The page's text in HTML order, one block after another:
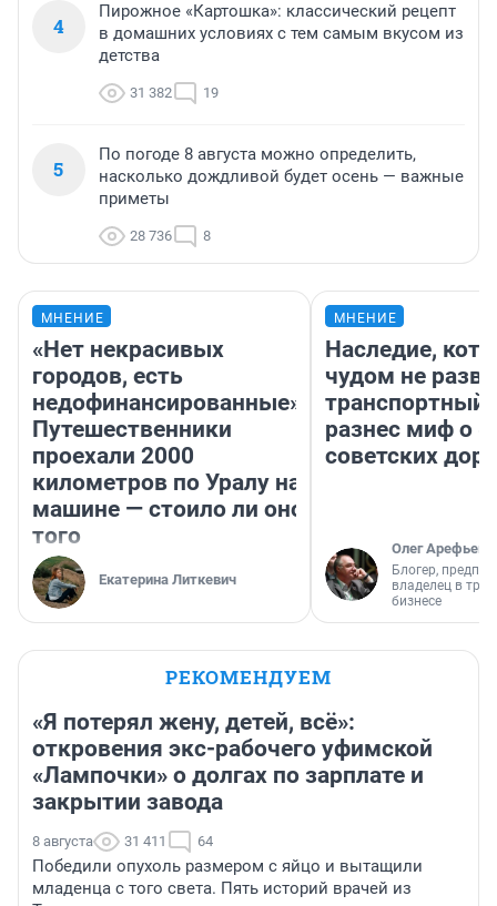
4
Пирожное «Картошка»: классический рецепт
в домашних условиях с тем самым вкусом из
детства
31 382 19
5
По погоде 8 августа можно определить,
насколько дождливой будет осень — важные
приметы
28 736 8
МНЕНИЕ
«Нет некрасивых
городов, есть
недофинансированные».
Путешественники
проехали 2000
километров по Уралу на
машине — стоило ли оно
того
Екатерина Литкевич
МНЕНИЕ
Наследие,
чудом не
транспортный
разнес миф о
советских
Олег Арефьев
Блогер,
владелец в
бизнесе
РЕКОМЕНДУЕМ
«Я потерял жену, детей, всё»:
откровения экс-рабочего уфимской
«Лампочки» о долгах по зарплате и
закрытии завода
8 августа 31 411 64
Победили опухоль размером с яйцо и вытащили
младенца с того света. Пять историй врачей из